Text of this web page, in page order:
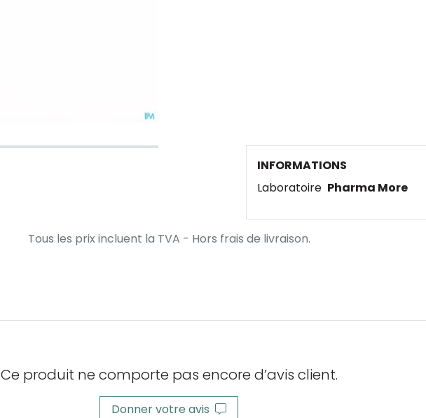
INFORMATIONS
Laboratoire Pharma More
Tous les prix incluent la TVA - Hors frais de livraison.
Ce produit ne comporte pas encore d’avis client.
Donner votre avis